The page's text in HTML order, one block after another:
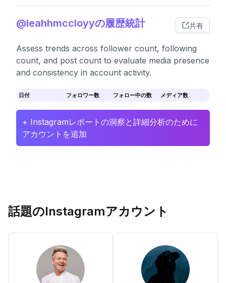
@leahhmccloyyの履歴統計 共有
Assess trends across follower count, following
count, and post count to evaluate media presence
and consistency in account activity.
日付 フォロワー数 フォロー中の数 メディア数
+ Instagramレポートの洞察と詳細分析のために
アカウントを追加
話題のInstagramアカウント